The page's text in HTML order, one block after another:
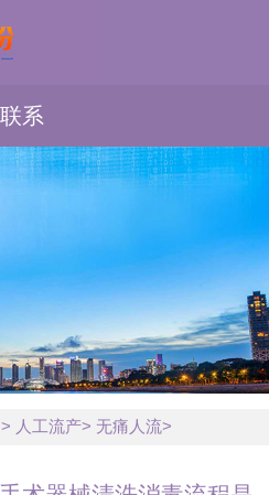
联系
> 人工流产> 无痛人流>